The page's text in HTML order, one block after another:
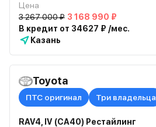
Цена
3 267 000 ₽ 3 168 990 ₽
В кредит от 34627 ₽ /мес.
Казань
Toyota
ПТС оригинал Три владельца
RAV4, IV (CA40) Рестайлинг